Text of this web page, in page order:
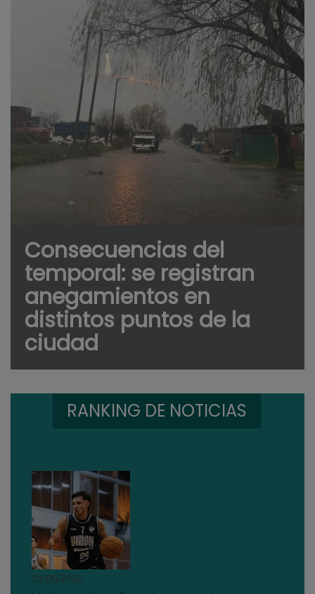
Consecuencias del
temporal: se registran
anegamientos en
distintos puntos de la
ciudad
RANKING DE NOTICIAS
01/08/2026